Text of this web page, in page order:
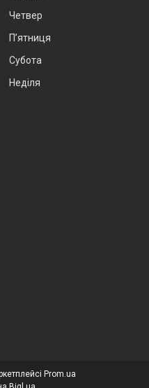
Четвер
Пʼятниця
Субота
Неділя
Prom.ua